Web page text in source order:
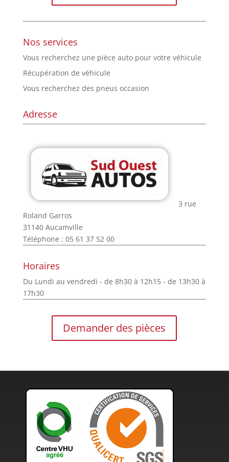
Nos services
Vous recherchez une pièce auto pour votre véhicule
Récupération de véhicule
Vous recherchez des pneus occasion
Adresse
3 rue
Roland Garros
31140 Aucamville
Téléphone : 05 61 37 52 00
Horaires
Du Lundi au vendredi - de 8h30 à 12h15 - de 13h30 à
17h30
Demander des pièces